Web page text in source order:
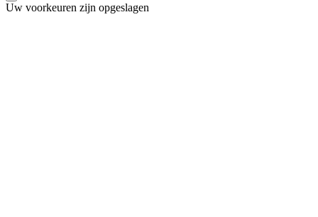
Uw voorkeuren zijn opgeslagen